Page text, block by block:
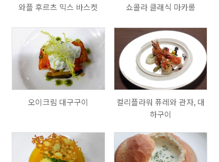
와플 후르츠 믹스 바스켓 쇼콜라 클래식 마카롱
801
오이크림 대구구이
1002
컬리플라워 퓨레와 관자, 대
하구이